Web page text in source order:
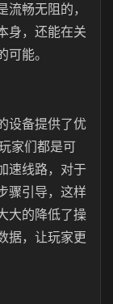
畅无阻的，
身，还能在关
能。
设备提供了优
家们都是可
速线路，对于
骤引导，这样
大的降低了操
据，让玩家更